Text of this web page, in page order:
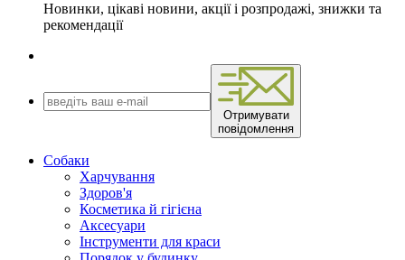
Новинки, цікаві новини, акції і розпродажі, знижки та
рекомендації
Отримувати
повідомлення
Собаки
Харчування
Здоров'я
Косметика й гігієна
Аксесуари
Інструменти для краси